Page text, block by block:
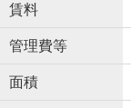
賃料
管理費等
面積